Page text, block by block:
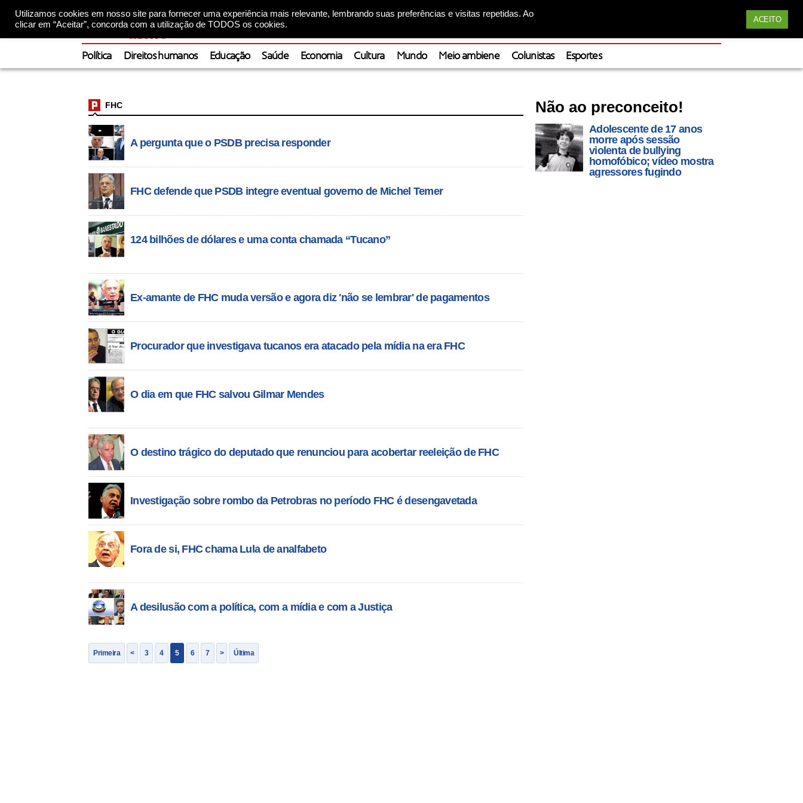
Utilizamos cookies em nosso site para fornecer uma experiência mais relevante, lembrando suas preferências e visitas repetidas. Ao
clicar em “Aceitar”, concorda com a utilização de TODOS os cookies.
ACEITO
Política Direitos humanos Educação Saúde Economia Cultura Mundo Meio ambiene Colunistas Esportes
FHC
A pergunta que o PSDB precisa responder
FHC defende que PSDB integre eventual governo de Michel Temer
124 bilhões de dólares e uma conta chamada “Tucano”
Ex-amante de FHC muda versão e agora diz 'não se lembrar' de pagamentos
Procurador que investigava tucanos era atacado pela mídia na era FHC
O dia em que FHC salvou Gilmar Mendes
O destino trágico do deputado que renunciou para acobertar reeleição de FHC
Investigação sobre rombo da Petrobras no período FHC é desengavetada
Fora de si, FHC chama Lula de analfabeto
A desilusão com a política, com a mídia e com a Justiça
Primeira < 3 4 5 6 7 > Última
Não ao preconceito!
Adolescente de 17 anos
morre após sessão
violenta de bullying
homofóbico; vídeo mostra
agressores fugindo